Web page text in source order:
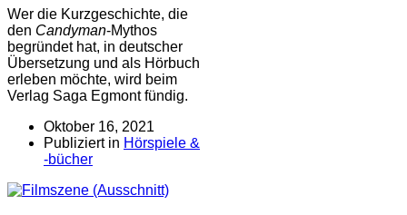
Wer die Kurzgeschichte, die
den Candyman-Mythos
begründet hat, in deutscher
Übersetzung und als Hörbuch
erleben möchte, wird beim
Verlag Saga Egmont fündig.
Oktober 16, 2021
Publiziert in Hörspiele &
-bücher